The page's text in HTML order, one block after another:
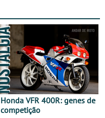
Honda VFR 400R: genes de
competição